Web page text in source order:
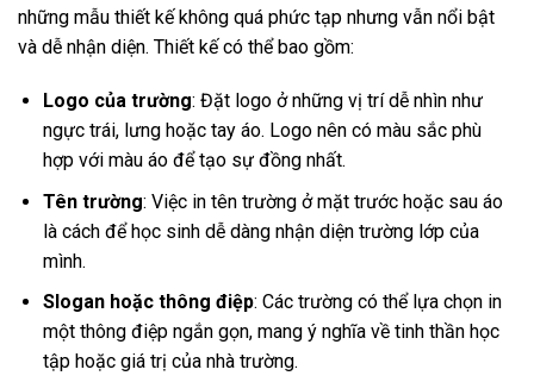
những mẫu thiết kế không quá phức tạp nhưng vẫn nổi bật
và dễ nhận diện. Thiết kế có thể bao gồm:
Logo của trường: Đặt logo ở những vị trí dễ nhìn như
ngực trái, lưng hoặc tay áo. Logo nên có màu sắc phù
hợp với màu áo để tạo sự đồng nhất.
Tên trường: Việc in tên trường ở mặt trước hoặc sau áo
là cách để học sinh dễ dàng nhận diện trường lớp của
mình.
Slogan hoặc thông điệp: Các trường có thể lựa chọn in
một thông điệp ngắn gọn, mang ý nghĩa về tinh thần học
tập hoặc giá trị của nhà trường.